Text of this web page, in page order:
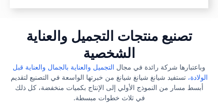
تصنيع منتجات التجميل والعناية
الشخصية
وباعتبارها شركة رائدة في مجال التجميل والعناية بالجمال والعناية قبل
الولادة، تستفيد شيانغ شيانغ شيانغ من خبرتها الواسعة في التصنيع لتقديم
أبسط مسار من النموذج الأولي إلى الإنتاج بكميات منخفضة، كل ذلك
في ثلاث خطوات مبسطة.